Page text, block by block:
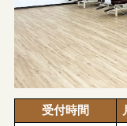
受付時間